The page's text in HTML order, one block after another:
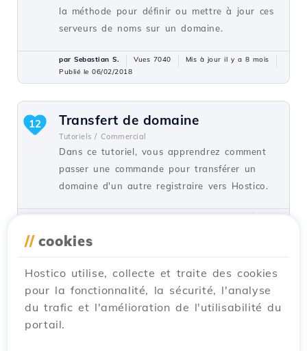
la méthode pour définir ou mettre à jour ces
serveurs de noms sur un domaine.
par Sebastian S. Vues 7040
Mis à jour il y a 8 mois
Publié le 06/02/2018
Transfert de domaine
Tutoriels / Commercial
Dans ce tutoriel, vous apprendrez comment
passer une commande pour transférer un
domaine d'un autre registraire vers Hostico.
12
par Mark D. Vues 5884
Mis à jour il y a 1 an
Configurer le module Google
PageSpeed
Tutoriels / Dév
Dans cet article, la méthode pour activer ou
10
// cookies
Hostico utilise, collecte et traite des cookies
pour la fonctionnalité, la sécurité, l'analyse
du trafic et l'amélioration de l'utilisabilité du
portail.